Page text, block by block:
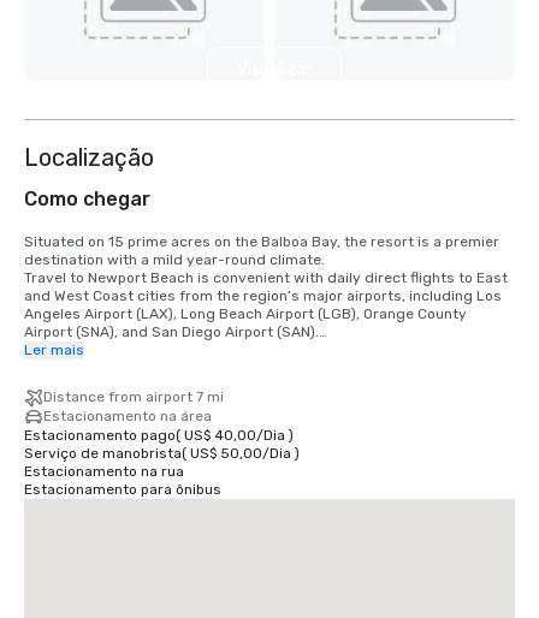
Localização
Como chegar
Situated on 15 prime acres on the Balboa Bay, the resort is a premier
destination with a mild year-round climate.
Travel to Newport Beach is convenient with daily direct flights to East
and West Coast cities from the region’s major airports, including Los
Angeles Airport (LAX), Long Beach Airport (LGB), Orange County
Airport (SNA), and San Diego Airport (SAN).
•	Long Beach Airport 14 miles/30 minutes
•	Los Angeles Airport 50 miles/60 minutes
•	San Diego Airport 87 miles/90 minutes
•	Anaheim Convention Center 16 miles/35 minutes
Ler mais
Distance from airport 7 mi
Estacionamento na área
Estacionamento pago( US$ 40,00/Dia )
Serviço de manobrista( US$ 50,00/Dia )
Estacionamento na rua
Estacionamento para ônibus